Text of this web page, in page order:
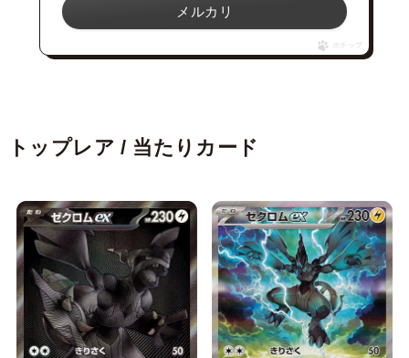
メルカリ
ポチップ
トップレア / 当たりカード